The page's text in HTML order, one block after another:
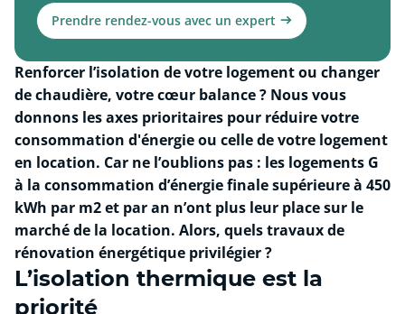
Prendre rendez-vous avec un expert
Renforcer l’isolation de votre logement ou changer
de chaudière, votre cœur balance ? Nous vous
donnons les axes prioritaires pour réduire votre
consommation d'énergie ou celle de votre logement
en location. Car ne l’oublions pas : les logements G
à la consommation d’énergie finale supérieure à 450
kWh par m2 et par an n’ont plus leur place sur le
marché de la location. Alors, quels travaux de
rénovation énergétique privilégier ?
L’isolation thermique est la
priorité